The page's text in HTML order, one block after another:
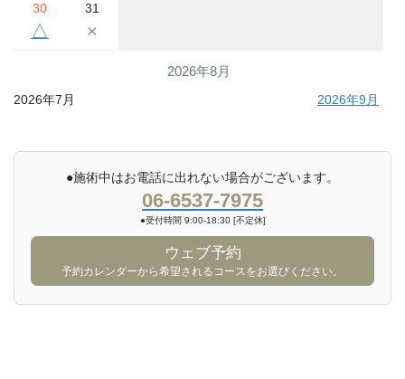
2026年8月
30
△
31
×
2026年7月 2026年9月
●施術中はお電話に出れない場合がございます。
06-6537-7975
●受付時間 9:00-18:30 [不定休]
ウェブ予約
予約カレンダーから希望されるコースをお選びください。